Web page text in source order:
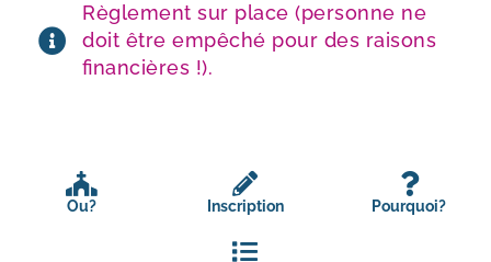
Règlement sur place (personne ne
doit être empêché pour des raisons
financières !).
Ou? Inscription Pourquoi?